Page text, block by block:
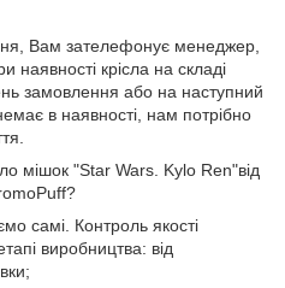
Вам зателефонує менеджер,
наявності крісла на складі
замовлення або на наступний
в наявності, нам потрібно
мішок "Star Wars. Kylo Ren"від
самі. Контроль якості
виробництва: від